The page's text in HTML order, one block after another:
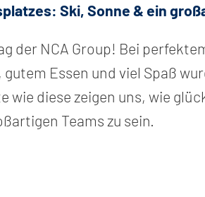
Ski, Sonne & ein
der NCA Group! Bei
Essen und viel Spaß
wie diese zeigen uns, wie
Teams zu sein.